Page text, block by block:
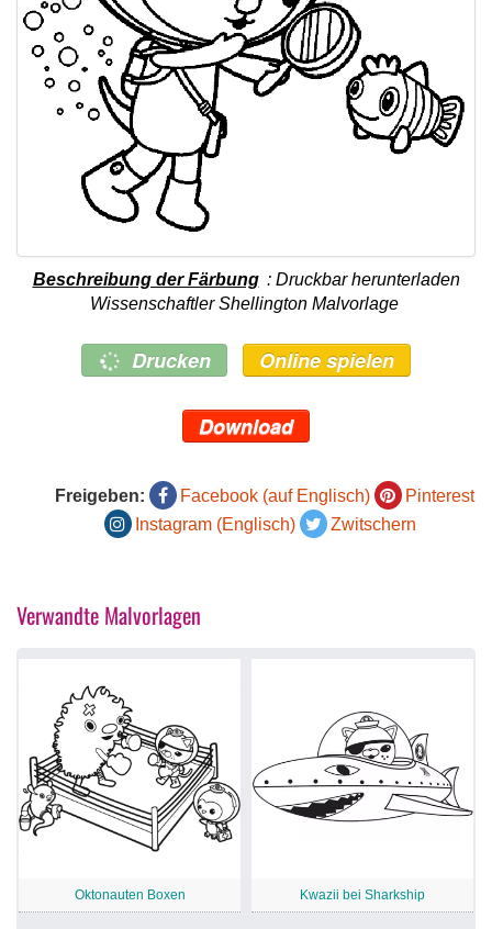
Beschreibung der Färbung : Druckbar herunterladen
Wissenschaftler Shellington Malvorlage
Drucken Online spielen
Download
Freigeben: Facebook (auf Englisch)
Pinterest
Instagram (Englisch)
Zwitschern
Verwandte Malvorlagen
Oktonauten Boxen Kwazii bei Sharkship